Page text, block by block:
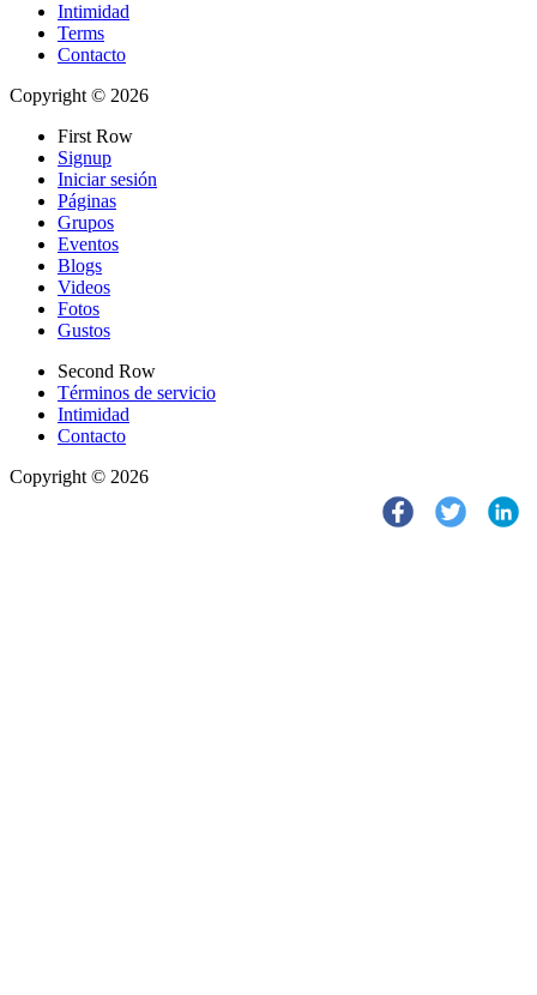
Intimidad
Terms
Contacto
Copyright © 2026
First Row
Signup
Iniciar sesión
Páginas
Grupos
Eventos
Blogs
Videos
Fotos
Gustos
Second Row
Términos de servicio
Intimidad
Contacto
Copyright © 2026